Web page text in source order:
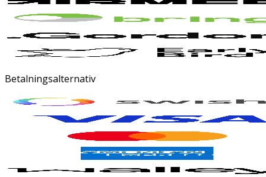
Betalningsalternativ